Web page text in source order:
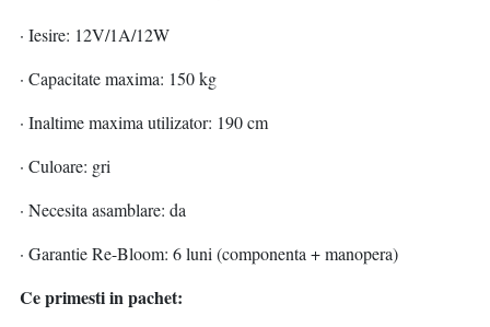
· Iesire: 12V/1A/12W
· Capacitate maxima: 150 kg
· Inaltime maxima utilizator: 190 cm
· Culoare: gri
· Necesita asamblare: da
· Garantie Re-Bloom: 6 luni (componenta + manopera)
Ce primesti in pachet: